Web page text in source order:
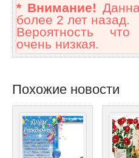
* Внимание!
более 2 лет назад.
Вероятность
очень низкая.
Похожие новости